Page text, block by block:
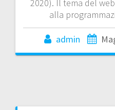
2020). Il tema del
alla
admin